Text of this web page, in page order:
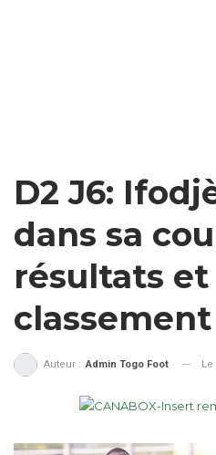
D2 J6:
dans sa
résultats et
classement
Auteur : Admin Togo Foot Le